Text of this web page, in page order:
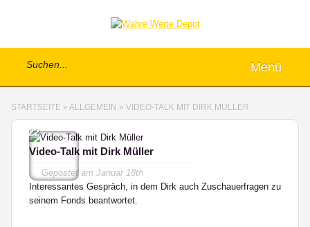
Menü
STARTSEITE » ALLGEMEIN » VIDEO-TALK MIT DIRK MÜLLER
22
Video-Talk mit Dirk Müller
Gepostet am Januar 18th
Interessantes Gespräch, in dem Dirk auch Zuschauerfragen zu
seinem Fonds beantwortet.